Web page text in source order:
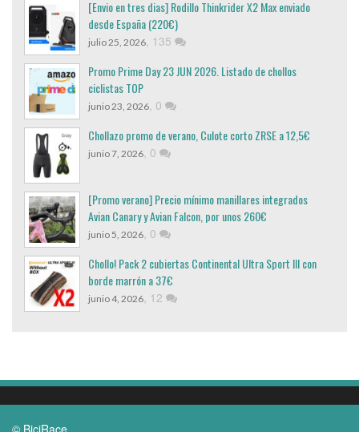
[Envio en tres dias] Rodillo Thinkrider X2 Max enviado
desde España (220€)
julio 25, 2026, 135
Promo Prime Day 23 JUN 2026. Listado de chollos
ciclistas TOP
junio 23, 2026, 0
Chollazo promo de verano, Culote corto ZRSE a 12,5€
junio 7, 2026, 0
[Promo verano] Precio mínimo manillares integrados
Avian Canary y Avian Falcon, por unos 260€
junio 5, 2026, 0
Chollo! Pack 2 cubiertas Continental Ultra Sport III con
borde marrón a 37€
junio 4, 2026, 12
© BiciRace